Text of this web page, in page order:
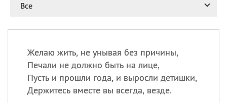
Все
Желаю жить, не унывая без причины,
Печали не должно быть на лице,
Пусть и прошли года, и выросли детишки,
Держитесь вместе вы всегда, везде.
великомученика
покровителя всех
врачей и целителя
больных
09.08 День книголюбов (Book
Lovers Day)